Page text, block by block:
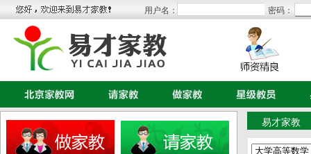
用户名： 密码：
易才家教